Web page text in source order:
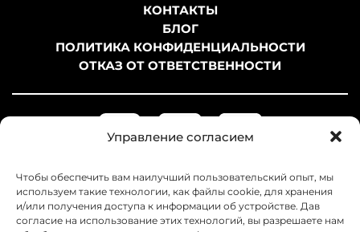
Управление согласием
Чтобы обеспечить вам наилучший пользовательский опыт, мы
используем такие технологии, как файлы cookie, для хранения
и/или получения доступа к информации об устройстве. Дав
согласие на использование этих технологий, вы разрешаете нам
КОНТАКТЫ
БЛОГ
ПОЛИТИКА КОНФИДЕНЦИАЛЬНОСТИ
ОТКАЗ ОТ ОТВЕТСТВЕННОСТИ